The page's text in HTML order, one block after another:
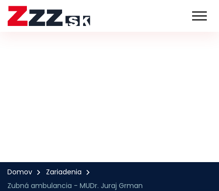
Domov
Zariadenia
Zubná ambulancia - MUDr. Juraj Grman